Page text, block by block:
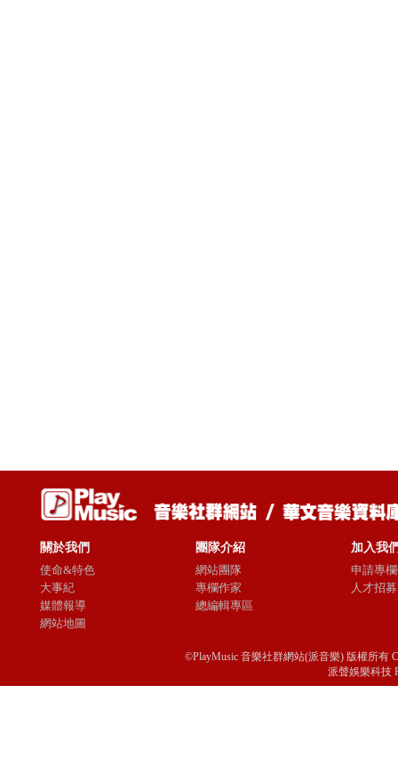
關於我們
使命&特色
大事紀
媒體報導
網站地圖
團隊介紹
網站團隊
專欄作家
總編輯專區
加入我
申請專
人才招募
©PlayMusic 音樂社群網站(派音樂) 版權所有
派聲娛樂科技